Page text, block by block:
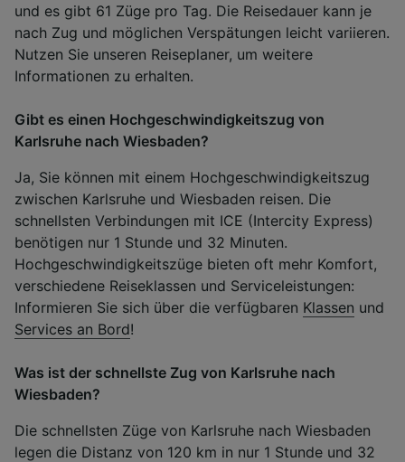
und es gibt 61 Züge pro Tag. Die Reisedauer kann je
nach Zug und möglichen Verspätungen leicht variieren.
Nutzen Sie unseren Reiseplaner, um weitere
Informationen zu erhalten.
Gibt es einen Hochgeschwindigkeitszug von
Karlsruhe nach Wiesbaden?
Ja, Sie können mit einem Hochgeschwindigkeitszug
zwischen Karlsruhe und Wiesbaden reisen. Die
schnellsten Verbindungen mit ICE (Intercity Express)
benötigen nur 1 Stunde und 32 Minuten.
Hochgeschwindigkeitszüge bieten oft mehr Komfort,
verschiedene Reiseklassen und Serviceleistungen:
Informieren Sie sich über die verfügbaren Klassen und
Services an Bord!
Was ist der schnellste Zug von Karlsruhe nach
Wiesbaden?
Die schnellsten Züge von Karlsruhe nach Wiesbaden
legen die Distanz von 120 km in nur 1 Stunde und 32